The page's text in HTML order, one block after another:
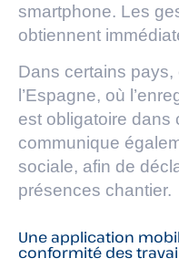
smartphone. Les
obtiennent
Dans certains
l’Espagne, où
est obligatoire dans
communique
sociale, afin de
présences chantier.
Une application
conformité des